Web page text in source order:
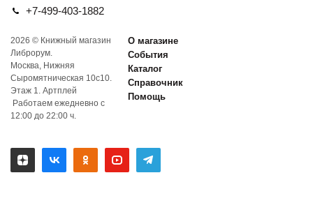
+7-499-403-1882
2026 © Книжный магазин
Либрорум.
Москва, Нижняя
Сыромятническая 10с10.
Этаж 1. Артплей
Работаем ежедневно с
12:00 до 22:00 ч.
О магазине
События
Каталог
Справочник
Помощь